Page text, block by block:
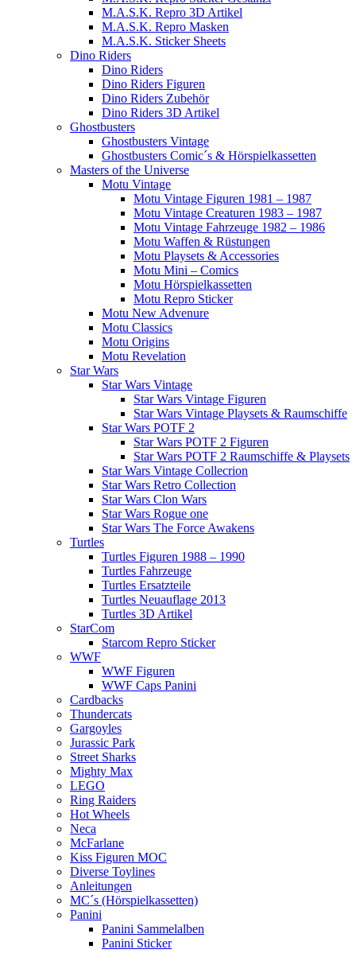
M.A.S.K. Repro 3D Artikel
M.A.S.K. Repro Masken
M.A.S.K. Sticker Sheets
Dino Riders
Dino Riders
Dino Riders Figuren
Dino Riders Zubehör
Dino Riders 3D Artikel
Ghostbusters
Ghostbusters Vintage
Ghostbusters Comic´s & Hörspielkassetten
Masters of the Universe
Motu Vintage
Motu Vintage Figuren 1981 – 1987
Motu Vintage Creaturen 1983 – 1987
Motu Vintage Fahrzeuge 1982 – 1986
Motu Waffen & Rüstungen
Motu Playsets & Accessories
Motu Mini – Comics
Motu Hörspielkassetten
Motu Repro Sticker
Motu New Advenure
Motu Classics
Motu Origins
Motu Revelation
Star Wars
Star Wars Vintage
Star Wars Vintage Figuren
Star Wars Vintage Playsets & Raumschiffe
Star Wars POTF 2
Star Wars POTF 2 Figuren
Star Wars POTF 2 Raumschiffe & Playsets
Star Wars Vintage Collecrion
Star Wars Retro Collection
Star Wars Clon Wars
Star Wars Rogue one
Star Wars The Force Awakens
Turtles
Turtles Figuren 1988 – 1990
Turtles Fahrzeuge
Turtles Ersatzteile
Turtles Neuauflage 2013
Turtles 3D Artikel
StarCom
Starcom Repro Sticker
WWF
WWF Figuren
WWF Caps Panini
Cardbacks
Thundercats
Gargoyles
Jurassic Park
Street Sharks
Mighty Max
LEGO
Ring Raiders
Hot Wheels
Neca
McFarlane
Kiss Figuren MOC
Diverse Toylines
Anleitungen
MC´s (Hörspielkassetten)
Panini
Panini Sammelalben
Panini Sticker